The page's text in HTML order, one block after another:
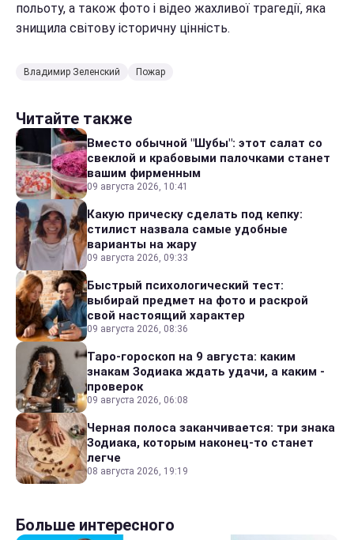
польоту, а також фото і відео жахливої трагедії, яка
знищила світову історичну цінність.
Владимир Зеленский Пожар
Читайте также
Вместо обычной "Шубы": этот салат со
свеклой и крабовыми палочками станет
вашим фирменным
09 августа 2026, 10:41
Какую прическу сделать под кепку:
стилист назвала самые удобные
варианты на жару
09 августа 2026, 09:33
Быстрый психологический тест:
выбирай предмет на фото и раскрой
свой настоящий характер
09 августа 2026, 08:36
Таро-гороскоп на 9 августа: каким
знакам Зодиака ждать удачи, а каким -
проверок
09 августа 2026, 06:08
Черная полоса заканчивается: три знака
Зодиака, которым наконец-то станет
легче
08 августа 2026, 19:19
Больше интересного